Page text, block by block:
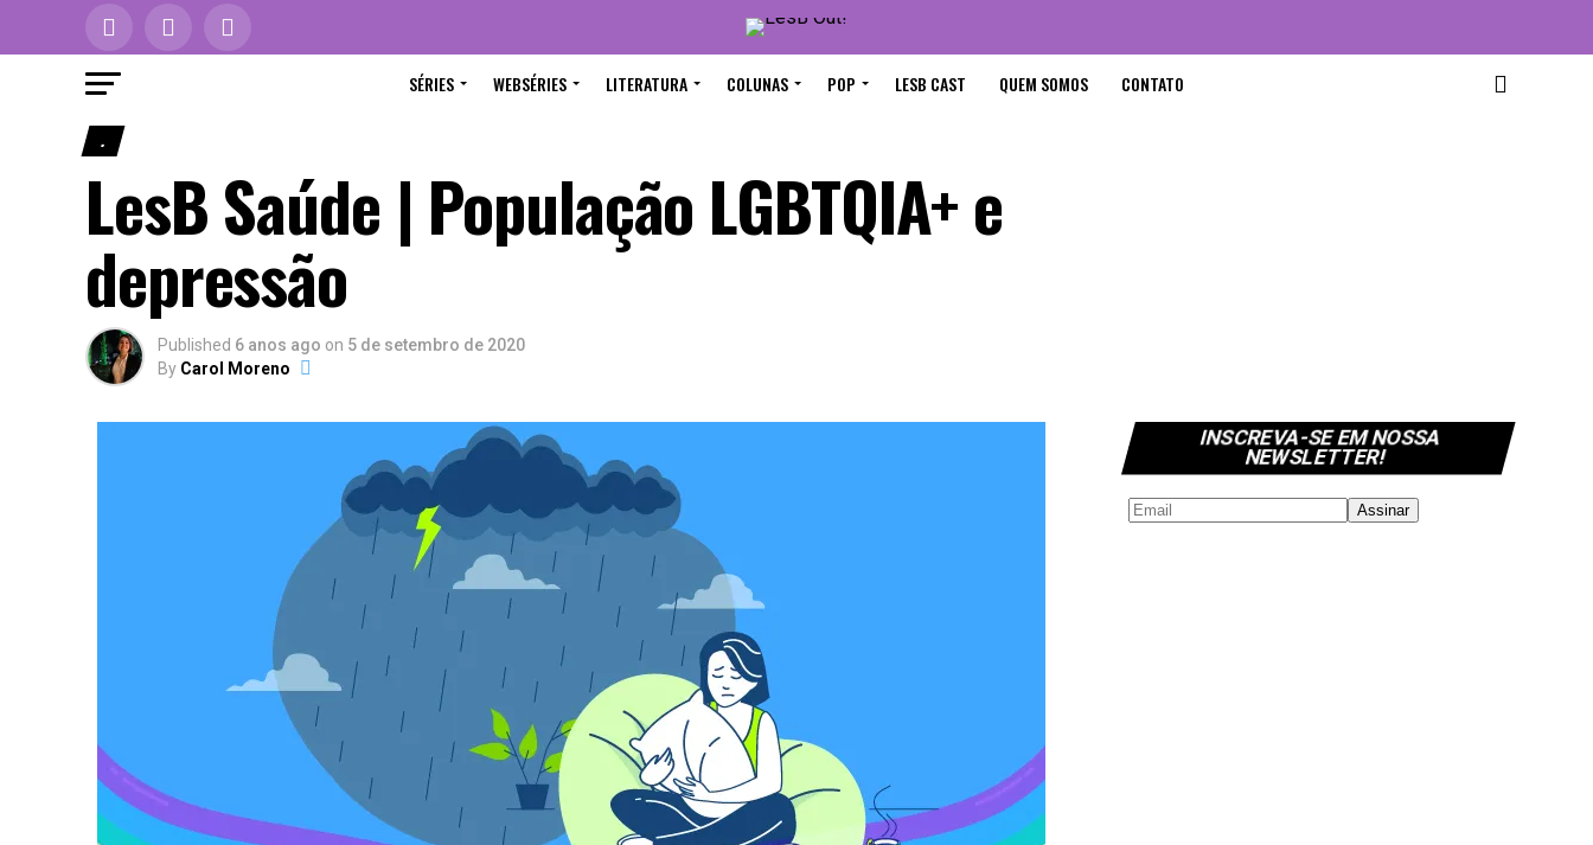
SÉRIES WEBSÉRIES LITERATURA COLUNAS POP LESB CAST QUEM SOMOS CONTATO
.
LesB Saúde | População LGBTQIA+ e
depressão
Published 6 anos ago on 5 de setembro de 2020
By Carol Moreno
INSCREVA-SE EM NOSSA
NEWSLETTER!